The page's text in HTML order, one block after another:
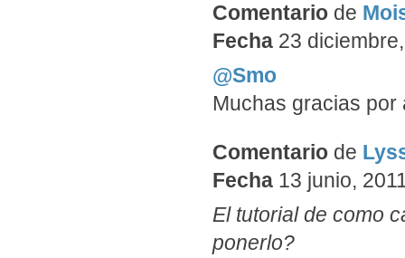
Comentario de
Fecha 23
@Smo
Muchas gracias
Comentario de
Fecha 13 junio,
El tutorial de como
ponerlo?